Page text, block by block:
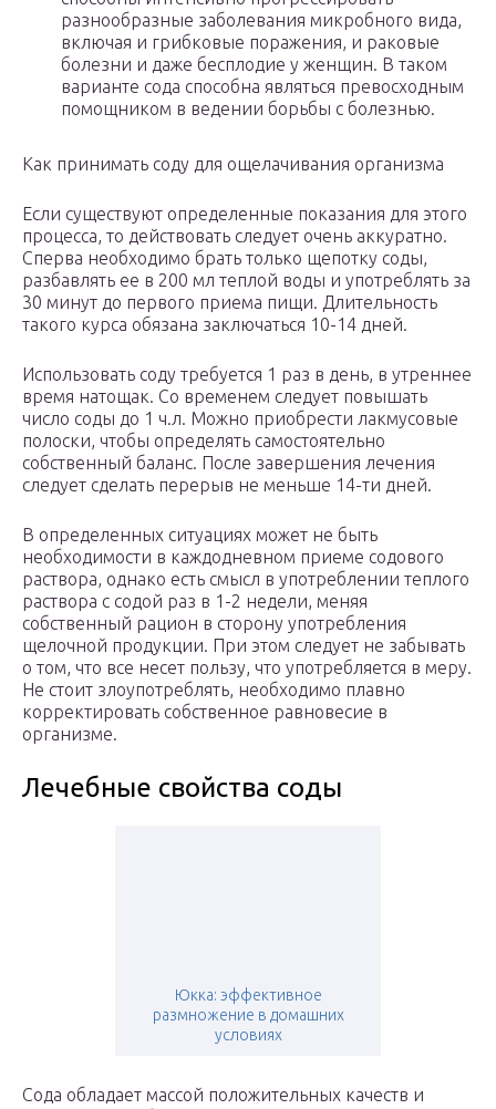
разнообразные заболевания микробного вида,
включая и грибковые поражения, и раковые
болезни и даже бесплодие у женщин. В таком
варианте сода способна являться превосходным
помощником в ведении борьбы с болезнью.
Как принимать соду для ощелачивания организма
Если существуют определенные показания для этого
процесса, то действовать следует очень аккуратно.
Сперва необходимо брать только щепотку соды,
разбавлять ее в 200 мл теплой воды и употреблять за
30 минут до первого приема пищи. Длительность
такого курса обязана заключаться 10-14 дней.
Использовать соду требуется 1 раз в день, в утреннее
время натощак. Со временем следует повышать
число соды до 1 ч.л. Можно приобрести лакмусовые
полоски, чтобы определять самостоятельно
собственный баланс. После завершения лечения
следует сделать перерыв не меньше 14-ти дней.
В определенных ситуациях может не быть
необходимости в каждодневном приеме содового
раствора, однако есть смысл в употреблении теплого
раствора с содой раз в 1-2 недели, меняя
собственный рацион в сторону употребления
щелочной продукции. При этом следует не забывать
о том, что все несет пользу, что употребляется в меру.
Не стоит злоупотреблять, необходимо плавно
корректировать собственное равновесие в
организме.
Лечебные свойства соды
Юкка: эффективное
размножение в домашних
условиях
Сода обладает массой положительных качеств и